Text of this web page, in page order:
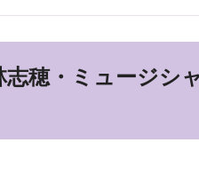
志穂・ミュージ